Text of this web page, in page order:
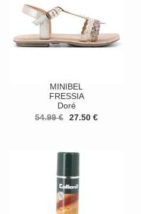
MINIBEL
FRESSIA
Doré
54.99 €
27.50 €